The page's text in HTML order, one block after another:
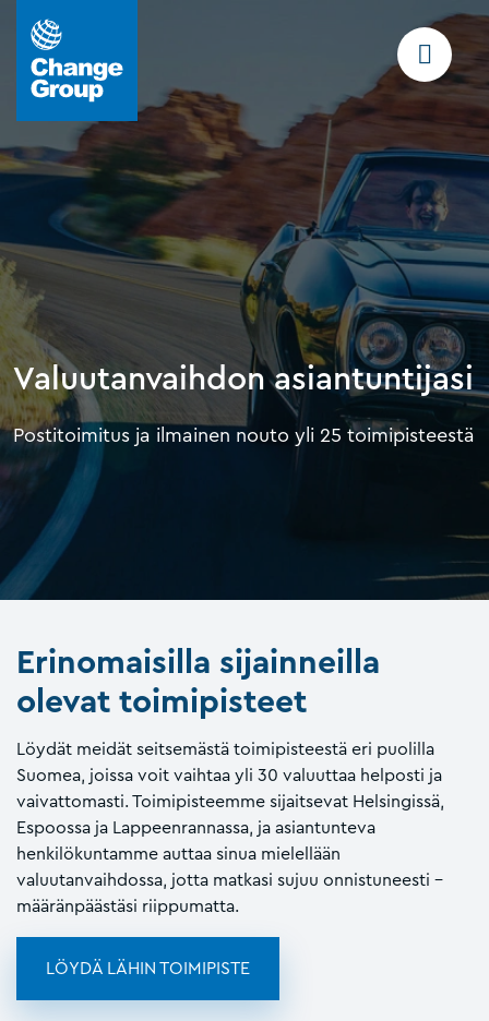
Valuutanvaihdon asiantuntijasi
Postitoimitus ja ilmainen nouto yli 25 toimipisteestä
Erinomaisilla sijainneilla
olevat toimipisteet
Löydät meidät seitsemästä toimipisteestä eri puolilla
Suomea, joissa voit vaihtaa yli 30 valuuttaa helposti ja
vaivattomasti. Toimipisteemme sijaitsevat Helsingissä,
Espoossa ja Lappeenrannassa, ja asiantunteva
henkilökuntamme auttaa sinua mielellään
valuutanvaihdossa, jotta matkasi sujuu onnistuneesti –
määränpäästäsi riippumatta.
LÖYDÄ LÄHIN TOIMIPISTE